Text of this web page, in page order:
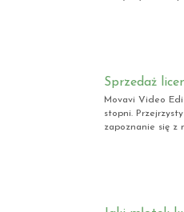
Sprzedaż
Movavi Video
stopni.
zapoznanie się z